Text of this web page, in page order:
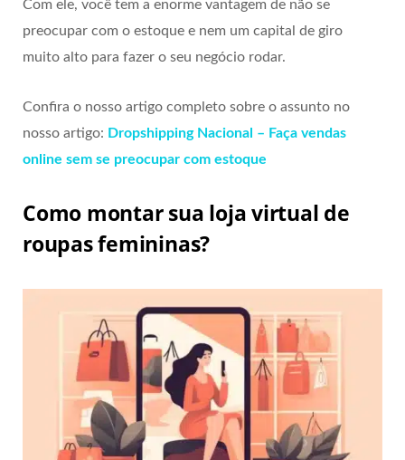
Com ele, você tem a enorme vantagem de não se
preocupar com o estoque e nem um capital de giro
muito alto para fazer o seu negócio rodar.
Confira o nosso artigo completo sobre o assunto no
nosso artigo: Dropshipping Nacional – Faça vendas
online sem se preocupar com estoque
Como montar sua loja virtual de
roupas femininas?